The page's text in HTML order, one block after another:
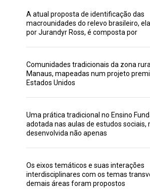
A atual proposta de identificação das
macrounidades do relevo brasileiro,
por Jurandyr Ross, é composta por
Comunidades tradicionais da zona
Manaus, mapeadas num projeto
Estados Unidos
Uma prática tradicional no Ensino
adotada nas aulas de estudos sociais,
desenvolvida não apenas
Os eixos temáticos e suas interações
interdisciplinares com os temas
demais áreas foram propostos